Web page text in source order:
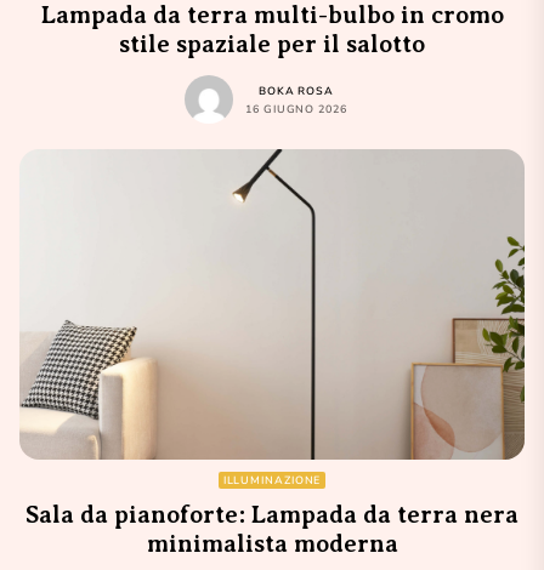
Lampada da terra multi-bulbo in cromo
stile spaziale per il salotto
BOKA ROSA
16 GIUGNO 2026
ILLUMINAZIONE
Sala da pianoforte: Lampada da terra nera
minimalista moderna